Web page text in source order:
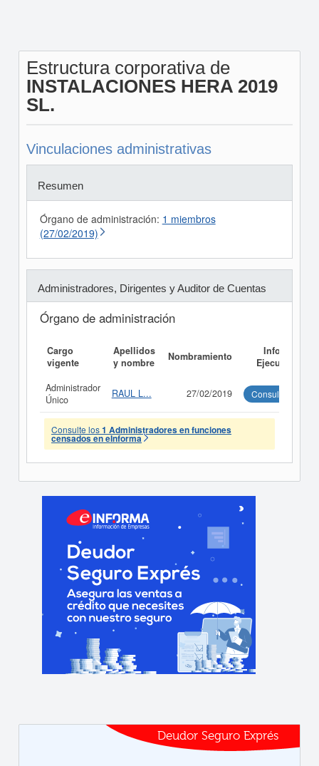
Estructura corporativa de
INSTALACIONES HERA 2019
SL.
Vinculaciones administrativas
Resumen
Órgano de administración: 1 miembros
(27/02/2019)
Administradores, Dirigentes y Auditor de Cuentas
Órgano de administración
Cargo
vigente
Apellidos
y nombre
Nombramiento
Informe
Ejecutivo
Administrador
Único
RAUL L... 27/02/2019 Consultar
Consulte los1 Administradores en funciones
censados en eInforma
Deudor Seguro Exprés